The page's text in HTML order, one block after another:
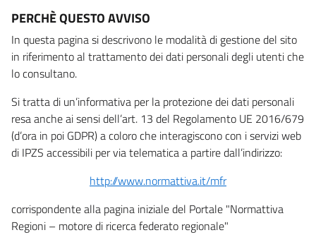
PERCHÈ QUESTO AVVISO
In questa pagina si descrivono le modalità di gestione del sito
in riferimento al trattamento dei dati personali degli utenti che
lo consultano.
Si tratta di un’informativa per la protezione dei dati personali
resa anche ai sensi dell’art. 13 del Regolamento UE 2016/679
(d’ora in poi GDPR) a coloro che interagiscono con i servizi web
di IPZS accessibili per via telematica a partire dall’indirizzo:
http://www.normattiva.it/mfr
corrispondente alla pagina iniziale del Portale "Normattiva
Regioni – motore di ricerca federato regionale"